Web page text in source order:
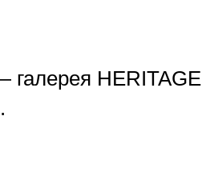
галерея HERITAGE